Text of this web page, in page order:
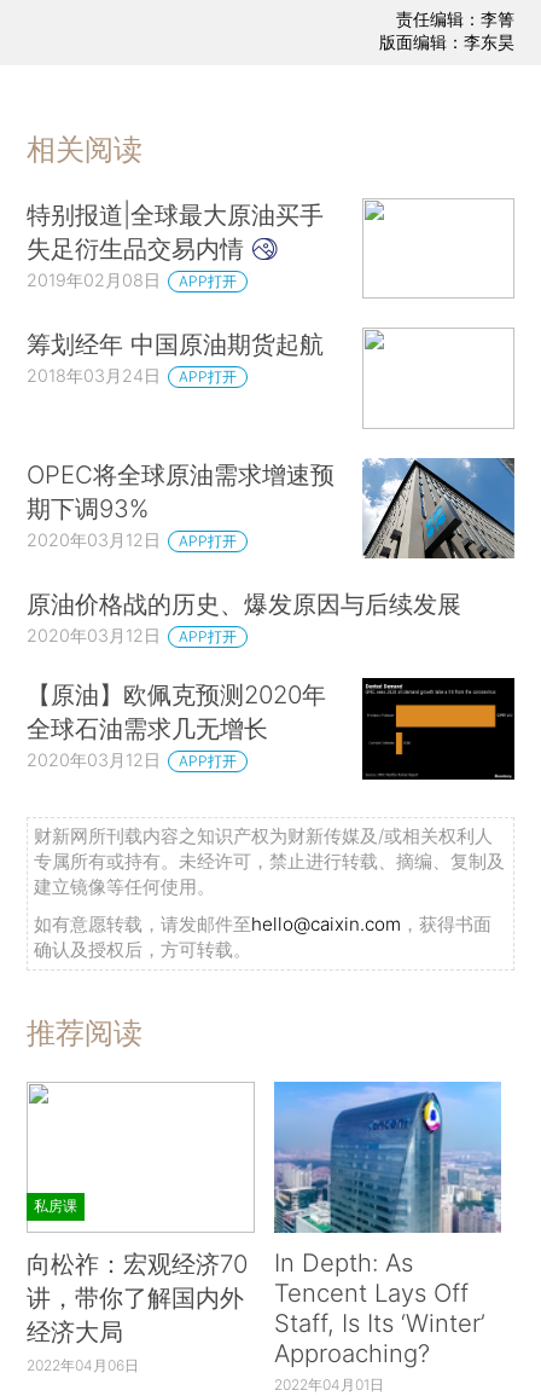
责任编辑：李箐
版面编辑：李东昊
相关阅读
特别报道|全球最大原油买手
失足衍生品交易内情
2019年02月08日 APP打开
筹划经年 中国原油期货起航
2018年03月24日 APP打开
OPEC将全球原油需求增速预
期下调93%
2020年03月12日 APP打开
原油价格战的历史、爆发原因与后续发展
2020年03月12日 APP打开
【原油】欧佩克预测2020年
全球石油需求几无增长
2020年03月12日 APP打开
财新网所刊载内容之知识产权为财新传媒及/或相关权利人
专属所有或持有。未经许可，禁止进行转载、摘编、复制及
建立镜像等任何使用。
如有意愿转载，请发邮件至hello@caixin.com ，获得书面
确认及授权后，方可转载。
推荐阅读
私房课
向松祚：宏观经济70
讲，带你了解国内外
经济大局
2022年04月06日
In Depth: As
Tencent Lays Off
Staff, Is Its ‘Winter’
Approaching?
2022年04月01日